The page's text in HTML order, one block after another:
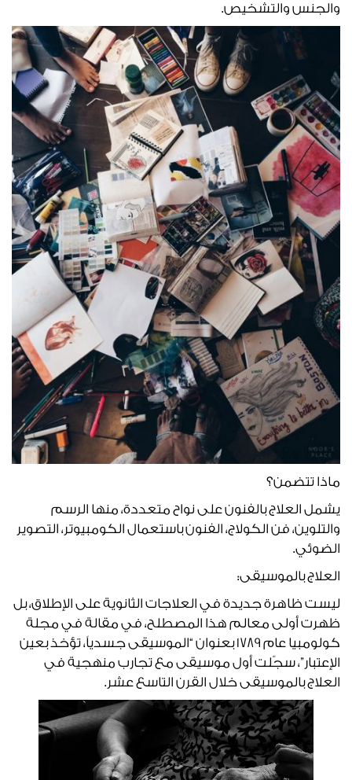
والجنس والتشخيص.
ماذا تتضمن؟
يشمل العلاج بالفنون على نواح متعددة، منها الرسم
والتلوين، فن الكولاج، الفنون باستعمال الكومبيوتر، التصوير
الضوئي.
العلاج بالموسيقى:
ليست ظاهرة جديدة في العلاجات الثانوية على الإطلاق، بل
ظهرت أولى معالم هذا المصطلح، في مقالة في مجلة
كولومبيا عام 1789 بعنوان “الموسيقى جسدياً، تؤخذ بعين
الإعتبار”، سجّلت أول موسيقى مع تجارب منهجية في
العلاج بالموسيقى خلال القرن التاسع عشر.